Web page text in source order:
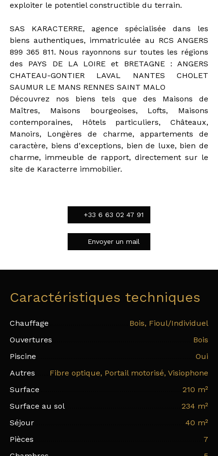
exploiter le potentiel constructible du terrain.
SAS KARACTERRE, agence spécialisée dans les
biens authentiques, immatriculée au RCS ANGERS
899 365 811. Nous rayonnons sur toutes les régions
des PAYS DE LA LOIRE et BRETAGNE : ANGERS
CHATEAU-GONTIER LAVAL NANTES CHOLET
SAUMUR LE MANS RENNES SAINT MALO
Découvrez nos biens tels que des Maisons de
Maîtres, Maisons bourgeoises, Lofts, Maisons
contemporaines, Hôtels particuliers, Châteaux,
Manoirs, Longères de charme, appartements de
caractère, biens d'exceptions, bien de luxe, bien de
charme, immeuble de rapport, directement sur le
site de Karacterre immobilier.
+33 6 63 02 47 91
Envoyer un mail
Caractéristiques techniques
Chauffage
Bois, Fioul/Individuel
Ouvertures
Bois
Piscine
Oui
Autres
Fibre optique, Portail motorisé, Visiophone
Surface
210 m²
Surface au sol
234 m²
Séjour
40 m²
Pièces
7